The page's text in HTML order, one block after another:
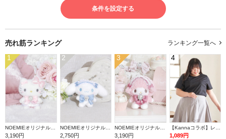
条件を設定する
売れ筋ランキング ランキング一覧へ
1
3,190円
2
NOEMIEオリジナル シナモロールぬいぐるみキーホルダー
2,750円
3
3,190円
4
1,089円